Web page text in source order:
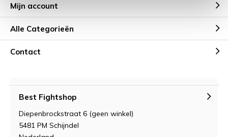
Mijn account
Alle Categorieën
Contact
Best Fightshop
Diepenbrockstraat 6 (geen winkel)
5481 PM Schijndel